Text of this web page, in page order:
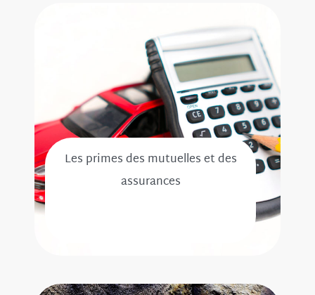
Les primes des mutuelles et des
assurances